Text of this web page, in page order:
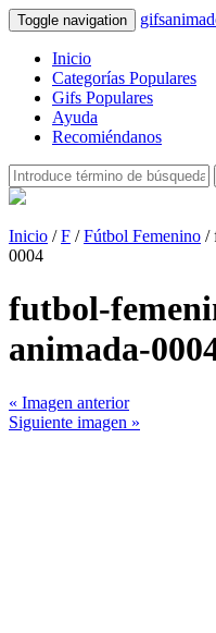
Toggle navigation
Inicio
Categorías Populares
Gifs Populares
Ayuda
Recomiéndanos
Inicio /F /Fútbol Femenino /
0004
futbol-
animada-
« Imagen anterior
Siguiente imagen »